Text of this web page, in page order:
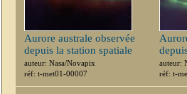
Aurore australe observée
depuis la station spatiale
auteur: Nasa/Novapix
réf: t-met01-00007
auteur:
réf: t-